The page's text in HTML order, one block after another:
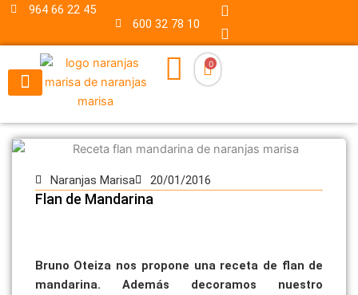
contenido
964 66 22 45
600 32 78 10
F
c
I
s
m
0
Naranjas Marisa 20/01/2016
Flan de Mandarina
Bruno Oteiza nos propone una receta de flan de
mandarina. Además decoramos nuestro